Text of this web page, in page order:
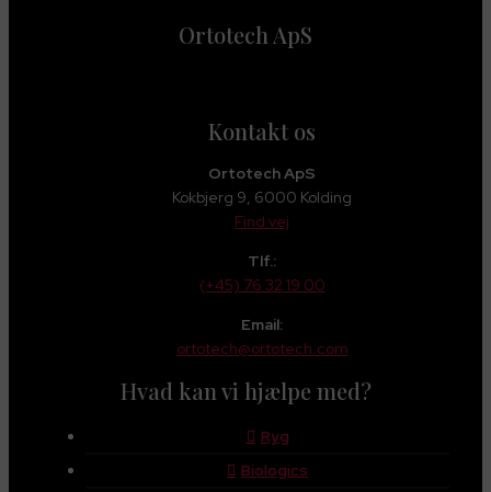
Ortotech ApS
Kontakt os
Ortotech ApS
Kokbjerg 9, 6000 Kolding
Find vej
Tlf.:
(+45) 76 32 19 00
Email:
ortotech@ortotech.com
Hvad kan vi hjælpe med?
Ryg
Biologics